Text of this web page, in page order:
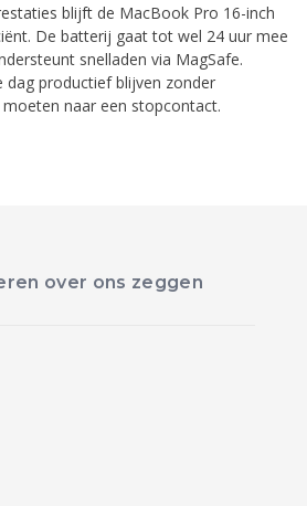
blijft de MacBook Pro 16-inch
De batterij gaat tot wel 24 uur mee
snelladen via MagSafe.
dag productief blijven zonder
naar een stopcontact.
over ons zeggen